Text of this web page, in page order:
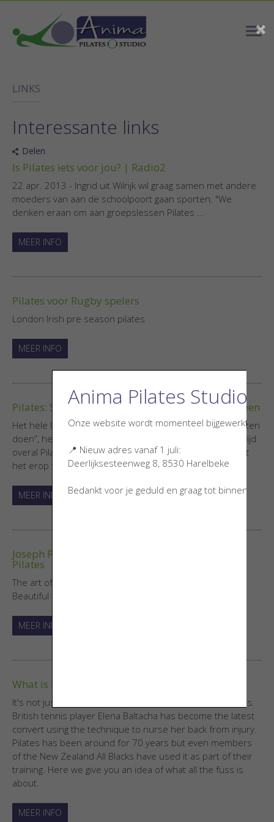
LINKS
Interessante links
Delen
Is Pilates iets voor jou? | Radio2
22 apr. 2013 - Ingrid uit Wilrijk wil graag samen met andere
moeders van aan de schoolpoort gaan sporten. "We
denken eraan om aan groepslessen Pilates ...
MEER INFO
Pilates voor Rugby spelers
London Irish pre season pilates
MEER INFO
Pilates: Sterke Kern en Slanke Spieren voor Iedereen
Het hele land, de hele wereld, zou mijn oefeningen moeten
doen”, heeft Joseph Pilates eens gezegd. Nu er wereldwijd
overal Pilates studios en Pilates klassen opduiken begint
het erop te lijken dat deze wens van de...
MEER INFO
Joseph Pilates "The Art Of Control" by Bluebird
Pilates
The art of control, the art of Pilates op de Reformer.
Beautiful to see!
MEER INFO
What is Pilates all about?
It's not just Madonna and Liz Hurley who are doing Pilates.
British tennis player Elena Baltacha has become the latest
convert using the technique to nurse her back from injury.
Pilates has been around for 70 years but even members
of the New Zealand All Blacks have used it as part of their
training. Here we give you an idea of what all the fuss is
about.
MEER INFO
Anima Pilates Studio
Onze website wordt momenteel bijgewerkt.
📍 Nieuw adres vanaf 1 juli:
Deerlijksesteenweg 8, 8530 Harelbeke
Bedankt voor je geduld en graag tot binnenkort!